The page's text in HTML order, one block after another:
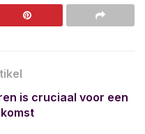
is cruciaal voor een